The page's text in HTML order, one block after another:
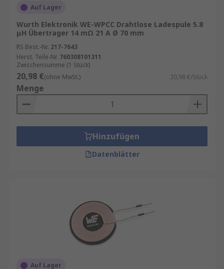
Auf Lager
Wurth Elektronik WE-WPCC Drahtlose Ladespule 5.8
μH Übertrager 14 mΩ 21 A Ø 70 mm
RS Best.-Nr. 217-7643
Herst. Teile-Nr. 760308101311
Zwischensumme (1 Stück)
20,98 €(ohne MwSt.) 20,98 €/Stück
Menge
Hinzufügen
Datenblätter
Auf Lager